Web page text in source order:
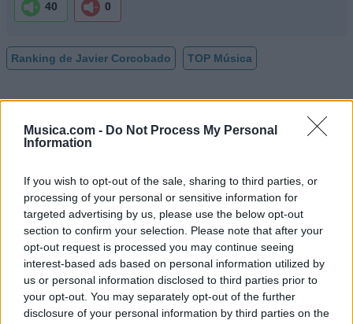
Musica.com - Do Not Process My Personal
Information
If you wish to opt-out of the sale, sharing to third parties, or
processing of your personal or sensitive information for
targeted advertising by us, please use the below opt-out
section to confirm your selection. Please note that after your
opt-out request is processed you may continue seeing
interest-based ads based on personal information utilized by
us or personal information disclosed to third parties prior to
your opt-out. You may separately opt-out of the further
disclosure of your personal information by third parties on the
40 0
Ranking de Javier Corcobado TOP Música